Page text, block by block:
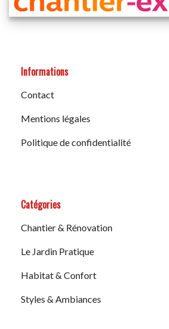
Informations
Contact
Mentions légales
Politique de confidentialité
Catégories
Chantier & Rénovation
Le Jardin Pratique
Habitat & Confort
Styles & Ambiances